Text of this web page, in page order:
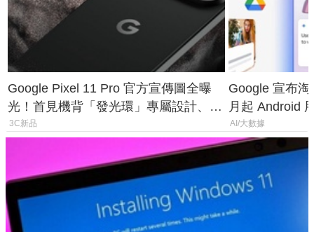
Google Pixel 11 Pro 官方宣傳圖全曝
光！首見機背「發光環」專屬設計、
120 倍變焦挑戰攝影極限
3C新品
Google 宣布
月起 Android
AI/大數據